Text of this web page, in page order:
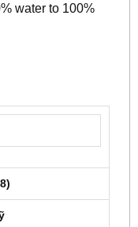
water to 100%